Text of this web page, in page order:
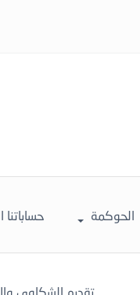
الحوكمة حساباتنا
تقديم الشكاوي